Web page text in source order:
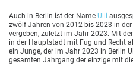
Auch in Berlin ist der Name Ulli
zwölf Jahren von 2012 bis 2023 in
vergeben, zuletzt im Jahr 2023. Mit
in der Hauptstadt mit Fug und Recht
ein Junge, der im Jahr 2023 in Berlin
gesamten Jahrgang der einzige mit